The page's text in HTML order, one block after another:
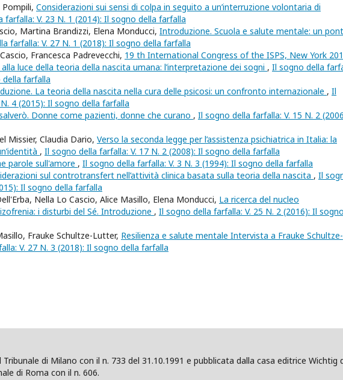
Considerazioni sui sensi di colpa in seguito a un’interruzione volontaria di
farfalla: V. 23 N. 1 (2014): Il sogno della farfalla
Martina Brandizzi, Elena Monducci, Introduzione. Scuola e salute mentale: un
farfalla: V. 27 N. 1 (2018): Il sogno della farfalla
Francesca Padrevecchi, 19 th International Congress of the ISPS, New York
luce della teoria della nascita umana: l’interpretazione dei sogni , Il sogno della
della farfalla
La teoria della nascita nella cura delle psicosi: un confronto internazionale , Il
4 (2015): Il sogno della farfalla
Donne come pazienti, donne che curano , Il sogno della farfalla: V. 15 N. 2
Missier, Claudia Dario, Verso la seconda legge per l’assistenza psichiatrica in Italia: la
, Il sogno della farfalla: V. 17 N. 2 (2008): Il sogno della farfalla
parole sull'amore , Il sogno della farfalla: V. 3 N. 3 (1994): Il sogno della farfalla
sul controtransfert nell’attività clinica basata sulla teoria della nascita , Il
Il sogno della farfalla
Nella Lo Cascio, Alice Masillo, Elena Monducci, La ricerca del nucleo
i disturbi del Sé. Introduzione , Il sogno della farfalla: V. 25 N. 2 (2016): Il sogno
Frauke Schultze-Lutter, Resilienza e salute mentale Intervista a Frauke Schultze-
V. 27 N. 3 (2018): Il sogno della farfalla
di Milano con il n. 733 del 31.10.1991 e pubblicata dalla casa editrice
di Roma con il n. 606.